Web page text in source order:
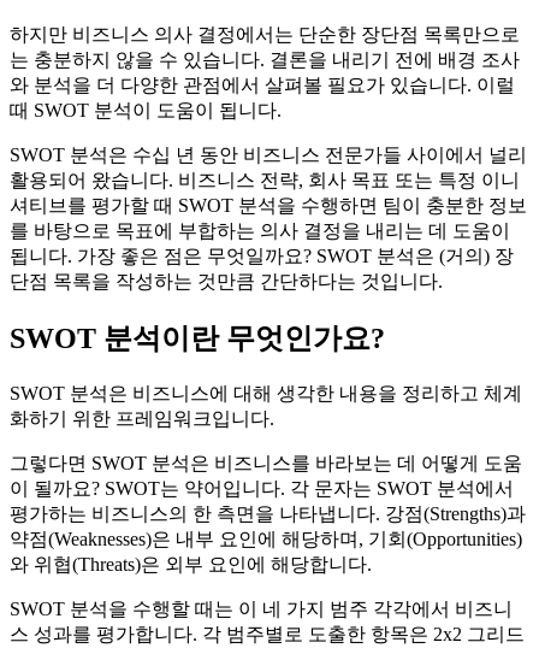
하지만 비즈니스 의사 결정에서는 단순한 장단점 목록만으로
는 충분하지 않을 수 있습니다. 결론을 내리기 전에 배경 조사
와 분석을 더 다양한 관점에서 살펴볼 필요가 있습니다. 이럴
때 SWOT 분석이 도움이 됩니다.
SWOT 분석은 수십 년 동안 비즈니스 전문가들 사이에서 널리
활용되어 왔습니다. 비즈니스 전략, 회사 목표 또는 특정 이니
셔티브를 평가할 때 SWOT 분석을 수행하면 팀이 충분한 정보
를 바탕으로 목표에 부합하는 의사 결정을 내리는 데 도움이
됩니다. 가장 좋은 점은 무엇일까요? SWOT 분석은 (거의) 장
단점 목록을 작성하는 것만큼 간단하다는 것입니다.
SWOT 분석이란 무엇인가요?
SWOT 분석은 비즈니스에 대해 생각한 내용을 정리하고 체계
화하기 위한 프레임워크입니다.
그렇다면 SWOT 분석은 비즈니스를 바라보는 데 어떻게 도움
이 될까요? SWOT는 약어입니다. 각 문자는 SWOT 분석에서
평가하는 비즈니스의 한 측면을 나타냅니다. 강점(Strengths)과
약점(Weaknesses)은 내부 요인에 해당하며, 기회(Opportunities)
와 위협(Threats)은 외부 요인에 해당합니다.
SWOT 분석을 수행할 때는 이 네 가지 범주 각각에서 비즈니
스 성과를 평가합니다. 각 범주별로 도출한 항목은 2x2 그리드